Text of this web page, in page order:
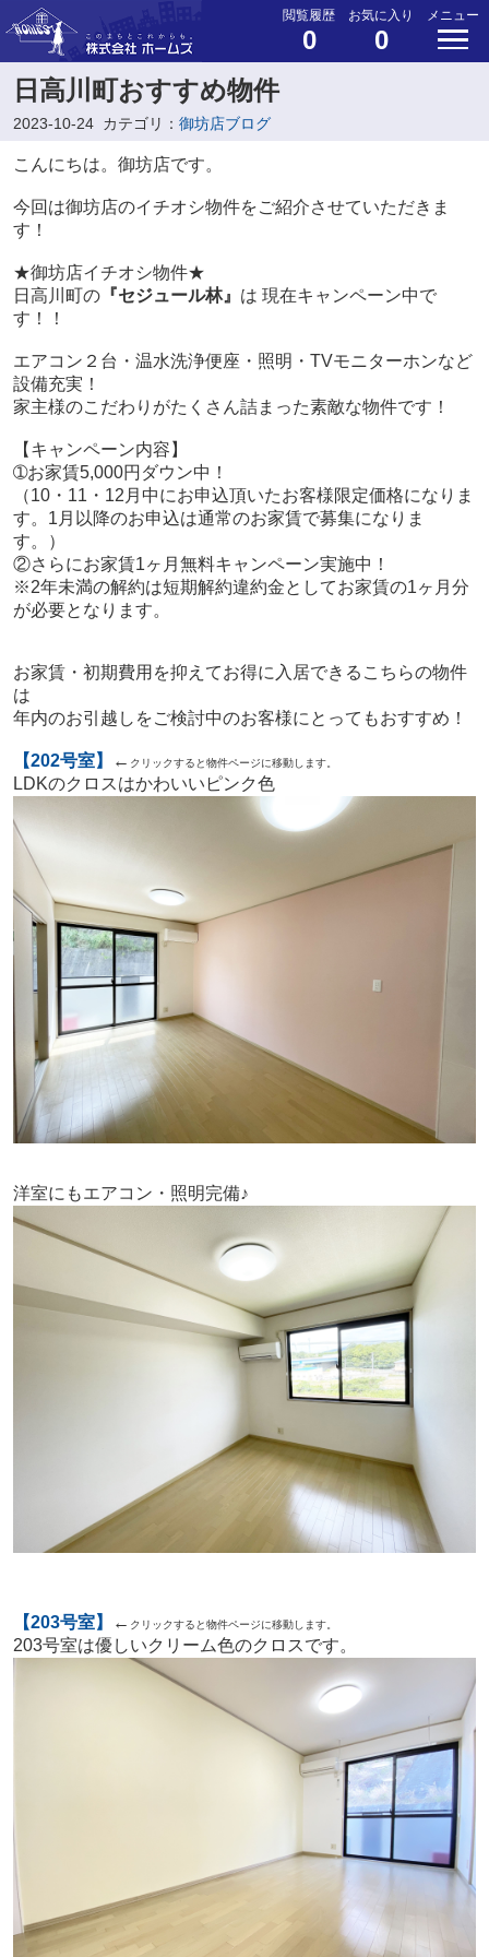
閲覧履歴
0
お気に入り
0
メニュー
日高川町おすすめ物件
2023-10-24 カテゴリ： 御坊店ブログ
こんにちは。御坊店です。
今回は御坊店のイチオシ物件をご紹介させていただきま
す！
★御坊店イチオシ物件★
日高川町の『セジュール林』 は 現在キャンペーン中で
す！！
エアコン２台・温水洗浄便座・照明・TVモニターホンなど
設備充実！
家主様のこだわりがたくさん詰まった素敵な物件です！
【キャンペーン内容】
➀お家賃5,000円ダウン中！
（10・11・12月中にお申込頂いたお客様限定価格になりま
す。1月以降のお申込は通常のお家賃で募集になりま
す。）
②さらにお家賃1ヶ月無料キャンペーン実施中！
※2年未満の解約は短期解約違約金としてお家賃の1ヶ月分
が必要となります。
お家賃・初期費用を抑えてお得に入居できるこちらの物件
は
年内のお引越しをご検討中のお客様にとってもおすすめ！
【202号室】 ← クリックすると物件ページに移動します。
LDKのクロスはかわいいピンク色
洋室にもエアコン・照明完備♪
【203号室】 ← クリックすると物件ページに移動します。
203号室は優しいクリーム色のクロスです。